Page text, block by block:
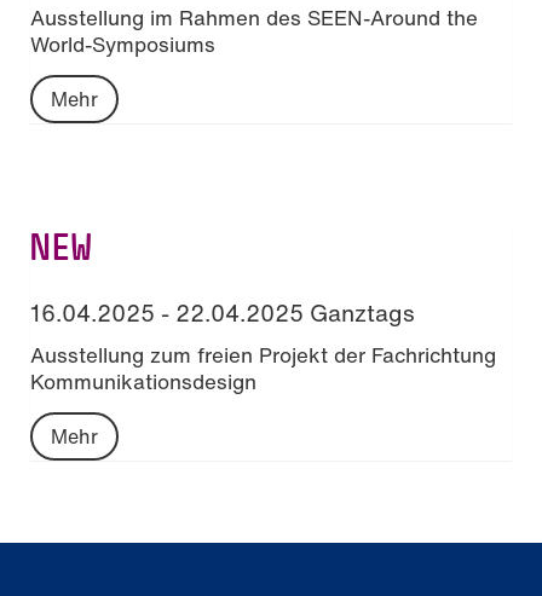
Ausstellung im Rahmen des SEEN-Around the
World-Symposiums
Mehr
NEW
16.04.2025 - 22.04.2025 Ganztags
Ausstellung zum freien Projekt der Fachrichtung
Kommunikationsdesign
Mehr